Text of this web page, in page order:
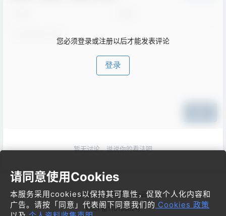
您必须登录或注册以后才能发表评论
登录
暂无讨论，说说你的看法吧
Copyright © 2026梦飞idc云平台
粤ICP备11019662号
请同意使用Cookies
本服务采用cookies以保持其可靠性，促致个人化内容和
广告。请按「同意」代表阁下同意我们的 Cookies 政策